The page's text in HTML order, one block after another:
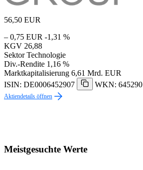
56,50 EUR
– 0,75 EUR -1,31 %
KGV 26,88
Sektor Technologie
Div.-Rendite 1,16 %
Marktkapitalisierung 6,61 Mrd. EUR
ISIN: DE0006452907
WKN: 645290
Aktiendetails öffnen
Meistgesuchte Werte